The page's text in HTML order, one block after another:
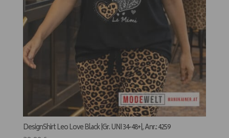
DesignShirt Leo Love Black |Gr. UNI 34-48+|, Anr.: 4259